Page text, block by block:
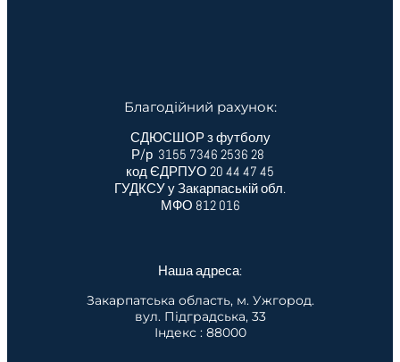
Благодійний рахунок:
СДЮСШОР з футболу
Р/р 3155 7346 2536 28
код ЄДРПУО 20 44 47 45
ГУДКСУ у Закарпаській обл.
МФО 812 016
Наша адреса:
Закарпатська область, м. Ужгород.
вул. Підградська, 33
Індекс : 88000